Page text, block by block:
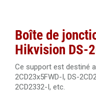
Boîte de
Hikvision DS-
Ce support est destiné
2CD23x5FWD-I, DS-
2CD2332-I, etc.